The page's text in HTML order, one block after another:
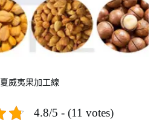
夏威夷果加工線
4.8/5 - (11 votes)